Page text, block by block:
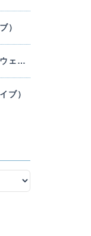
）
メディア掲載情報（マインドウェイブ）
ブ）